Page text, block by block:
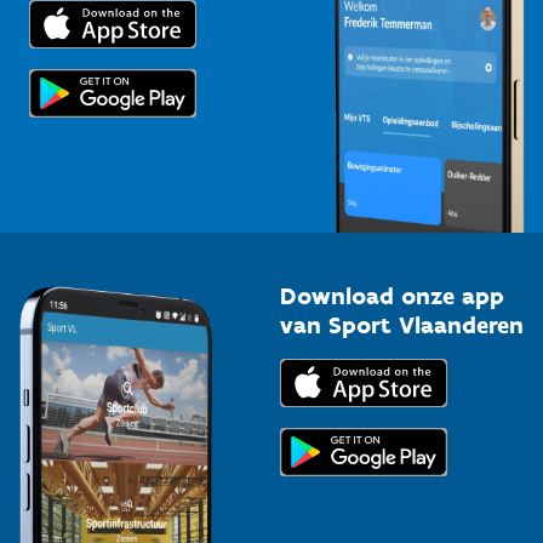
Trainers en begeleiders
Topsporters
Voor de pers
Download onze app
van Sport Vlaanderen